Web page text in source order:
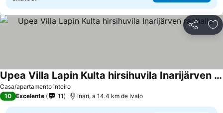
Partilhar
Casa/apartamento inteiro
Upea Villa Lapin Kulta hirsihuvila Inarijärven rannalla
10 Excelente 11 Inari, a 14.4 km de Ivalo